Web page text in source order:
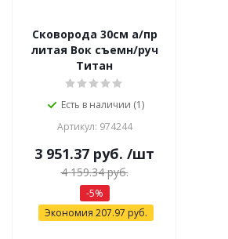
Сковорода 30см а/пр
литая Вок съемн/руч
Титан
Есть в наличии (1)
Артикул: 974244
3 951.37 руб. /шт
4 159.34руб.
-5%
Экономия 207.97 руб.